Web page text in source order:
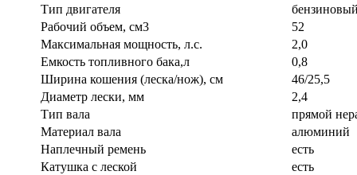
Тип двигателя
Рабочий объем, см3
52
Максимальная мощность, л.с.
2,0
Емкость топливного бака,л
0,8
Ширина кошения (леска/нож), см
46/25,5
Диаметр лески, мм
2,4
Тип вала
прямой
Материал вала
алюминий
Наплечный ремень
есть
Катушка с леской
есть